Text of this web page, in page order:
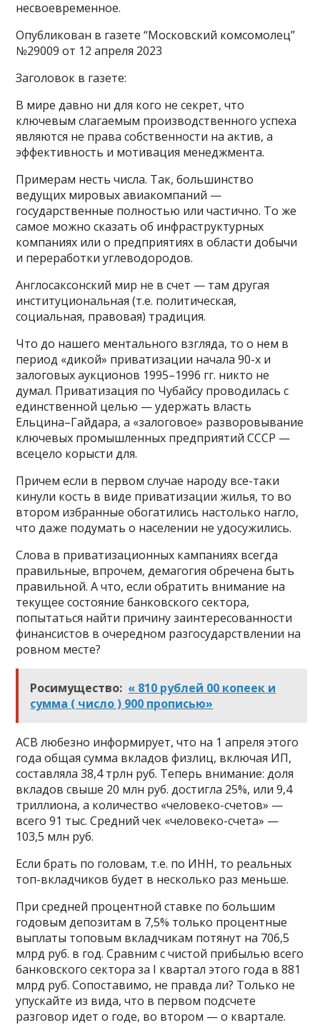
несвоевременное.
Опубликован в газете “Московский комсомолец”
№29009 от 12 апреля 2023
Заголовок в газете:
В мире давно ни для кого не секрет, что
ключевым слагаемым производственного успеха
являются не права собственности на актив, а
эффективность и мотивация менеджмента.
Примерам несть числа. Так, большинство
ведущих мировых авиакомпаний —
государственные полностью или частично. То же
самое можно сказать об инфраструктурных
компаниях или о предприятиях в области добычи
и переработки углеводородов.
Англосаксонский мир не в счет — там другая
институциональная (т.е. политическая,
социальная, правовая) традиция.
Что до нашего ментального взгляда, то о нем в
период «дикой» приватизации начала 90-х и
залоговых аукционов 1995–1996 гг. никто не
думал. Приватизация по Чубайсу проводилась с
единственной целью — удержать власть
Ельцина–Гайдара, а «залоговое» разворовывание
ключевых промышленных предприятий СССР —
всецело корысти для.
Причем если в первом случае народу все-таки
кинули кость в виде приватизации жилья, то во
втором избранные обогатились настолько нагло,
что даже подумать о населении не удосужились.
Слова в приватизационных кампаниях всегда
правильные, впрочем, демагогия обречена быть
правильной. А что, если обратить внимание на
текущее состояние банковского сектора,
попытаться найти причину заинтересованности
финансистов в очередном разгосударствлении на
ровном месте?
Росимущество: « 810 рублей 00 копеек и
сумма ( число ) 900 прописью»
АСВ любезно информирует, что на 1 апреля этого
года общая сумма вкладов физлиц, включая ИП,
составляла 38,4 трлн руб. Теперь внимание: доля
вкладов свыше 20 млн руб. достигла 25%, или 9,4
триллиона, а количество «человеко-счетов» —
всего 91 тыс. Средний чек «человеко-счета» —
103,5 млн руб.
Если брать по головам, т.е. по ИНН, то реальных
топ-вкладчиков будет в несколько раз меньше.
При средней процентной ставке по большим
годовым депозитам в 7,5% только процентные
выплаты топовым вкладчикам потянут на 706,5
млрд руб. в год. Сравним с чистой прибылью всего
банковского сектора за I квартал этого года в 881
млрд руб. Сопоставимо, не правда ли? Только не
упускайте из вида, что в первом подсчете
разговор идет о годе, во втором — о квартале.